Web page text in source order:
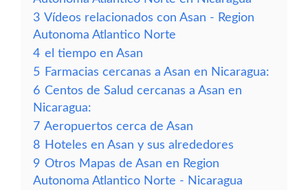
3 Vídeos relacionados con Asan - Region
Autonoma Atlantico Norte
4 el tiempo en Asan
5 Farmacias cercanas a Asan en Nicaragua:
6 Centos de Salud cercanas a Asan en
Nicaragua:
7 Aeropuertos cerca de Asan
8 Hoteles en Asan y sus alrededores
9 Otros Mapas de Asan en Region
Autonoma Atlantico Norte - Nicaragua